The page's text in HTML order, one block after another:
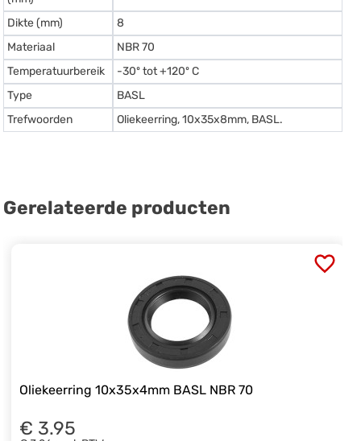
Dikte (mm)
8
Materiaal
NBR 70
Temperatuurbereik
-30º tot +120º C
Type
BASL
Trefwoorden
Oliekeerring, 10x35x8mm, BASL.
Gerelateerde producten
Oliekeerring 10x35x4mm BASL NBR 70
€ 3.95